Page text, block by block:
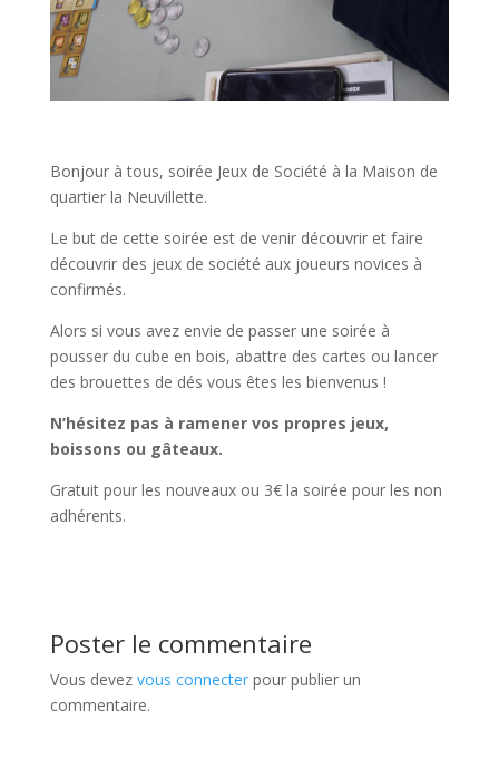
Bonjour à tous, soirée Jeux de Société à la Maison de
quartier la Neuvillette.
Le but de cette soirée est de venir découvrir et faire
découvrir des jeux de société aux joueurs novices à
confirmés.
Alors si vous avez envie de passer une soirée à
pousser du cube en bois, abattre des cartes ou lancer
des brouettes de dés vous êtes les bienvenus !
N’hésitez pas à ramener vos propres jeux,
boissons ou gâteaux.
Gratuit pour les nouveaux ou 3€ la soirée pour les non
adhérents.
Poster le commentaire
Vous devez vous connecterpour publier un
commentaire.